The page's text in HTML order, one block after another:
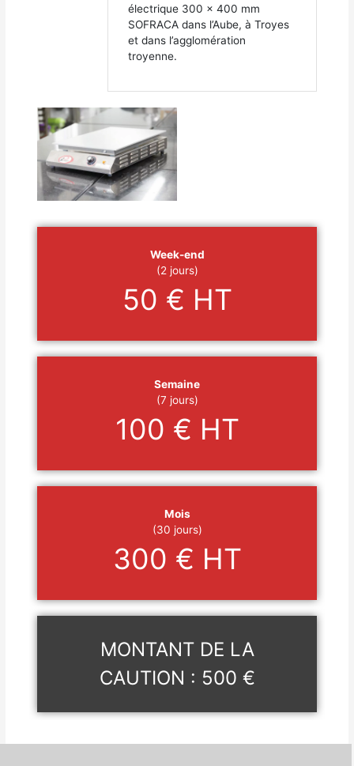
électrique 300 x 400 mm
SOFRACA dans l’Aube, à Troyes
et dans l’agglomération
troyenne.
Week-end
(2 jours)
50 € HT
Semaine
(7 jours)
100 € HT
Mois
(30 jours)
300 € HT
MONTANT DE LA
CAUTION : 500 €